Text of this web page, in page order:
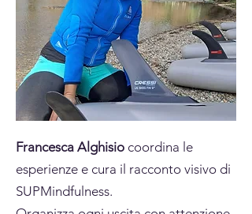
Francesca Alghisio coordina le
esperienze e cura il racconto visivo di
SUPMindfulness.